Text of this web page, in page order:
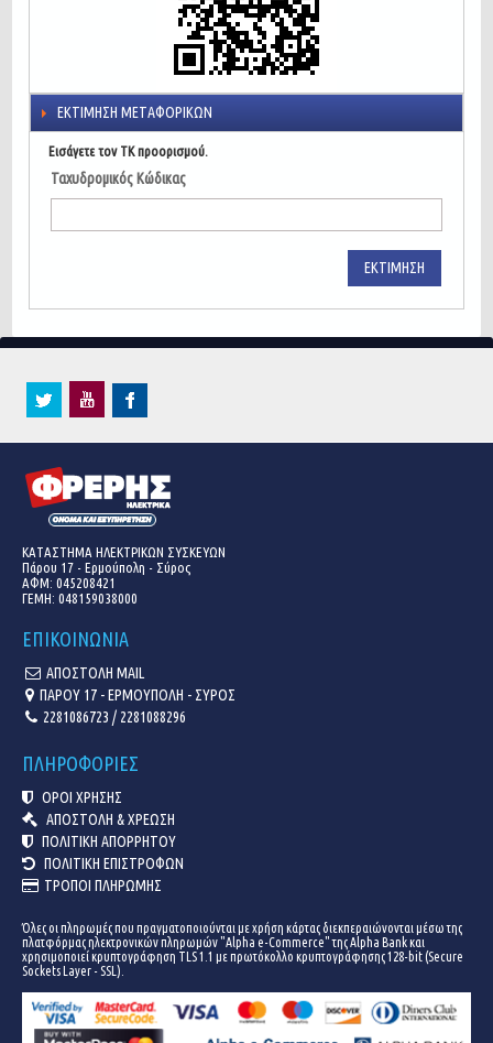
ΕΚΤΊΜΗΣΗ ΜΕΤΑΦΟΡΙΚΏΝ
Εισάγετε τον ΤΚ προορισμού.
Ταχυδρομικός Κώδικας
ΕΚΤΊΜΗΣΗ
ΚΑΤΑΣΤΗΜΑ ΗΛΕΚΤΡΙΚΩΝ ΣΥΣΚΕΥΩΝ
Πάρου 17 - Ερμούπολη - Σύρος
ΑΦΜ: 045208421
ΓΕΜΗ: 048159038000
ΕΠΙΚΟΙΝΩΝΙΑ
ΑΠΟΣΤΟΛΗ MAIL
ΠΑΡΟΥ 17 - ΕΡΜΟΥΠΟΛΗ - ΣΥΡΟΣ
2281086723 / 2281088296
ΠΛΗΡΟΦΟΡΙΕΣ
ΟΡΟΙ ΧΡΗΣΗΣ
ΑΠΟΣΤΟΛΗ & ΧΡΕΩΣΗ
ΠΟΛΙΤΙΚΗ ΑΠΟΡΡΗΤΟΥ
ΠΟΛΙΤΙΚΗ ΕΠΙΣΤΡΟΦΩΝ
ΤΡΟΠΟΙ ΠΛΗΡΩΜΗΣ
Όλες οι πληρωμές που πραγματοποιούνται με χρήση κάρτας διεκπεραιώνονται μέσω της
πλατφόρμας ηλεκτρονικών πληρωμών "Alpha e-Commerce" της Alpha Bank και
χρησιμοποιεί κρυπτογράφηση TLS 1.1 με πρωτόκολλο κρυπτογράφησης 128-bit (Secure
Sockets Layer - SSL).